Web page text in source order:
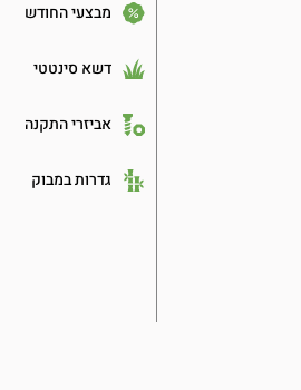
מבצעי החודש
דשא סינטטי
אביזרי התקנה
גדרות במבוק